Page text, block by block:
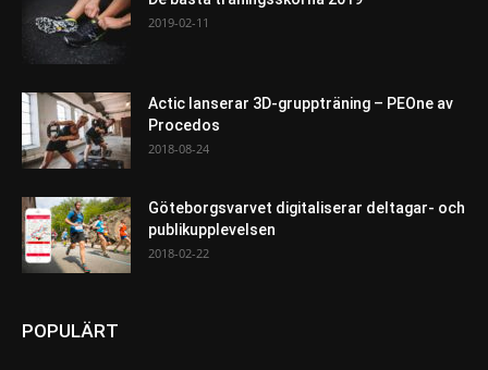
2019-02-11
Actic lanserar 3D-gruppträning – PEOne av
Procedos
2018-08-24
Göteborgsvarvet digitaliserar deltagar- och
publikupplevelsen
2018-02-22
POPULÄRT